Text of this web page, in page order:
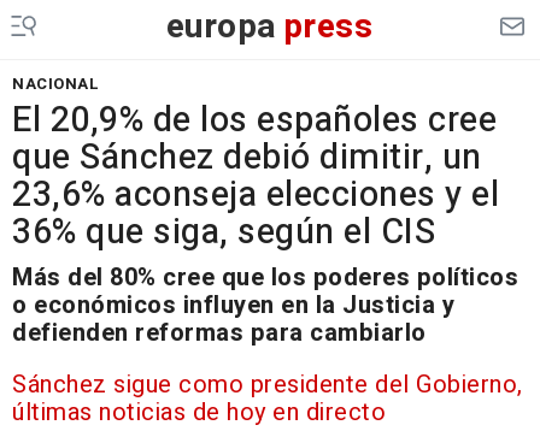
europa press
NACIONAL
El 20,9% de los españoles cree
que Sánchez debió dimitir, un
23,6% aconseja elecciones y el
36% que siga, según el CIS
Más del 80% cree que los poderes políticos
o económicos influyen en la Justicia y
defienden reformas para cambiarlo
Sánchez sigue como presidente del Gobierno,
últimas noticias de hoy en directo